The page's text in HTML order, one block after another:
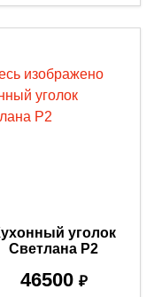
уголок
Светлана Р2
46500 ₽